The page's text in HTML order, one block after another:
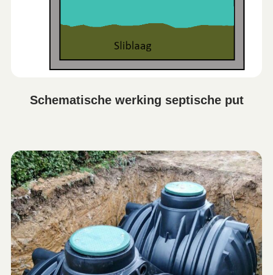
Schematische werking septische put